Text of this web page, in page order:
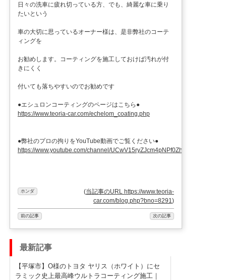
日々の洗車に疲れ切っている方、でも、綺麗な車に乗り
たいという
車の大切に思っているオーナー様は、是非弊社のコーテ
ィングを
お勧めします。コーティングを施工しておけば汚れが付
きにくく
付いても落ちやすいのでお勧めです
●エシュロンコーティングのページはこちら●
https://www.teoria-car.com/echelom_coating.php
●弊社のプロの拘りをYouTube動画でご覧ください●
https://www.youtube.com/channel/UCwV15ryZJcm4pNPf0ZhXu9g
ホンダ (当記事のURL https://www.teoria-
car.com/blog.php?bno=8291 )
前の記事 次の記事
最新記事
【平塚市】O様のトヨタ ヤリス（ホワイト）にセ
ラミック史上最高峰ウルトラコーティング施工｜